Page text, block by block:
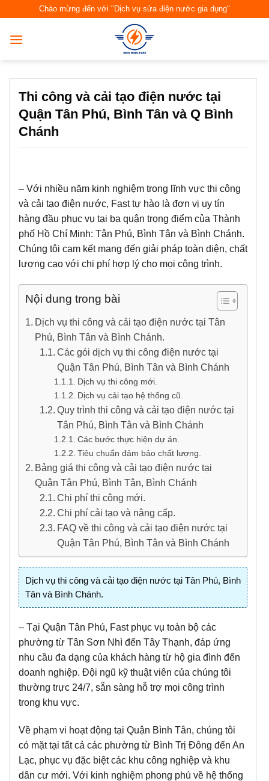
content
Chào mừng đến với "Dịch vụ sửa điện nước gia dụng"
Thi công và cải tạo điện nước tại
Quận Tân Phú, Bình Tân và Q Bình
Chánh
– Với nhiều năm kinh nghiệm trong lĩnh vực thi công
và cải tạo điện nước, Fast tự hào là đơn vị uy tín
hàng đầu phục vụ tại ba quận trọng điểm của Thành
phố Hồ Chí Minh: Tân Phú, Bình Tân và Bình Chánh.
Chúng tôi cam kết mang đến giải pháp toàn diện, chất
lượng cao với chi phí hợp lý cho mọi công trình.
Nội dung trong bài
Dịch vụ thi công và cải tạo điện nước tại Tân
Phú, Bình Tân và Bình Chánh.
Các gói dịch vụ thi công điện nước tại
Quận Tân Phú, Bình Tân và Bình Chánh
Dịch vụ thi công mới.
Dịch vụ cải tạo hệ thống cũ.
Quy trình thi công và cải tạo điện nước tại
Tân Phú, Bình Tân và Bình Chánh
Các bước thực hiện dự án.
Tiêu chuẩn đảm bảo chất lượng.
Bảng giá thi công và cải tạo điện nước tại
Quận Tân Phú, Bình Tân, Bình Chánh
Chi phí thi công mới.
Chi phí cải tạo và nâng cấp.
FAQ về thi công và cải tạo điện nước tại
Quận Tân Phú, Bình Tân và Bình Chánh
Dịch vụ thi công và cải tạo điện nước tại Tân Phú, Bình
Tân và Bình Chánh.
– Tại Quận Tân Phú, Fast phục vụ toàn bộ các
phường từ Tân Sơn Nhì đến Tây Thạnh, đáp ứng
nhu cầu đa dạng của khách hàng từ hộ gia đình đến
doanh nghiệp. Đội ngũ kỹ thuật viên của chúng tôi
thường trực 24/7, sẵn sàng hỗ trợ mọi công trình
trong khu vực.
Về phạm vi hoạt động tại Quận Bình Tân, chúng tôi
có mặt tại tất cả các phường từ Bình Trị Đông đến An
Lạc, phục vụ đặc biệt các khu công nghiệp và khu
dân cư mới. Với kinh nghiệm phong phú về hệ thống